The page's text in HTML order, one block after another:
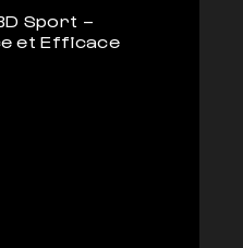
Sport –
et Efficace